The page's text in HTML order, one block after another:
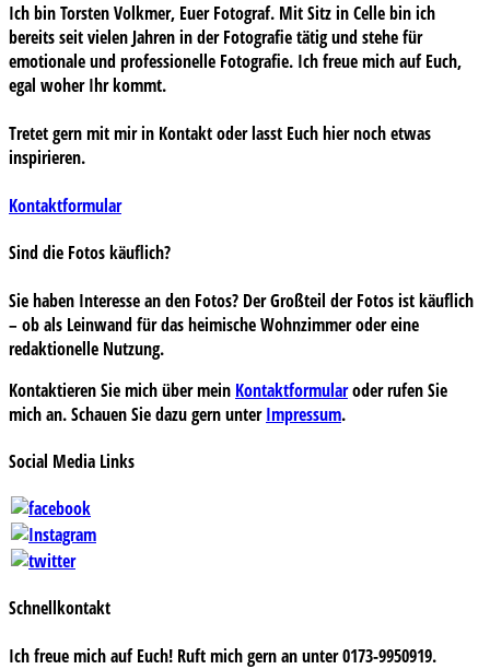
Ich bin Torsten Volkmer, Euer Fotograf. Mit Sitz in Celle bin ich
bereits seit vielen Jahren in der Fotografie tätig und stehe für
emotionale und professionelle Fotografie. Ich freue mich auf Euch,
egal woher Ihr kommt.
Tretet gern mit mir in Kontakt oder lasst Euch hier noch etwas
inspirieren.
Kontaktformular
Sind die Fotos käuflich?
Sie haben Interesse an den Fotos? Der Großteil der Fotos ist käuflich
– ob als Leinwand für das heimische Wohnzimmer oder eine
redaktionelle Nutzung.
Kontaktieren Sie mich über mein Kontaktformularoder rufen Sie
mich an. Schauen Sie dazu gern unterImpressum.
Social Media Links
Schnellkontakt
Ich freue mich auf Euch! Ruft mich gern an unter 0173-9950919.